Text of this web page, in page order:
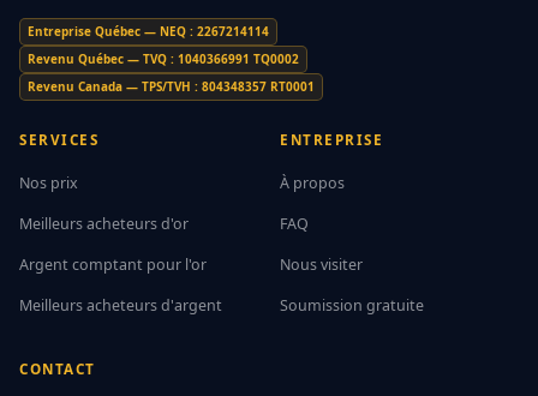
Entreprise Québec — NEQ : 2267214114
Revenu Québec — TVQ : 1040366991 TQ0002
Revenu Canada — TPS/TVH : 804348357 RT0001
SERVICES
Nos prix
Meilleurs acheteurs d'or
Argent comptant pour l'or
Meilleurs acheteurs d'argent
ENTREPRISE
À propos
FAQ
Nous visiter
Soumission gratuite
CONTACT